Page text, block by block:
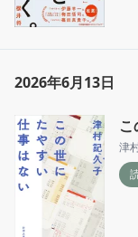
2026年6月13日
津